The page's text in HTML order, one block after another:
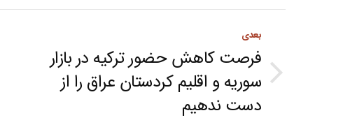
Post
navigation
بعدی
Next
post:
فرصت کاهش حضور ترکیه در بازار
سوریه و اقلیم کردستان عراق را از
دست ندهیم